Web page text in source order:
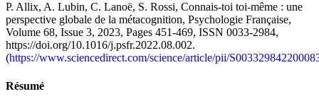
P. Allix, A. Lubin, C. Lanoë, S. Rossi, Connais-toi toi-même : une
perspective globale de la métacognition, Psychologie Française,
Volume 68, Issue 3, 2023, Pages 451-469, ISSN 0033-2984,
https://doi.org/10.1016/j.psfr.2022.08.002.
(https://www.sciencedirect.com/science/article/pii/
Résumé